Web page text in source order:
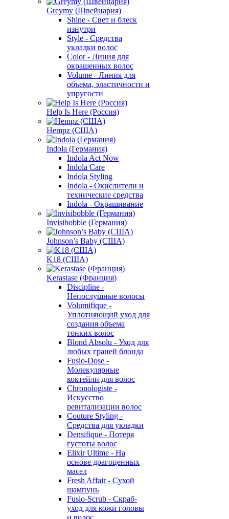
Greymy (Швейцария)
Shine - Свет и блеск
изнутри
Style - Средства
укладки волос
Color - Линия для
окрашенных волос
Volume - Линия для
объема, эластичности и
упругости
Help Is Here (Россия)
Hempz (США)
Indola (Германия)
Indola Act Now
Indola Care
Indola Styling
Indola - Окислители и
технические средства
Indola - Окрашивание
Invisibobble (Германия)
Johnson’s Baby (США)
K18 (США)
Kerastase (Франция)
Discipline -
Непослушные волосы
Volumifique -
Уплотняющий уход для
создания объема
тонких волос
Blond Absolu - Уход для
любых граней блонда
Fusio-Dose -
Молекулярные
коктейли для волос
Chronologiste -
Искусство
ревитализации волос
Couture Styling -
Средства для укладки
Densifique - Потеря
густоты волос
Elixir Ultime - На
основе драгоценных
масел
Fresh Affair - Сухой
шампунь
Fusio-Scrub - Скраб-
уход для кожи головы
и волос